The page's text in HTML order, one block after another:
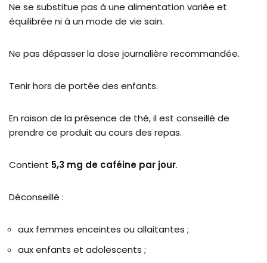
Ne se substitue pas à une alimentation variée et
équilibrée ni à un mode de vie sain.
Ne pas dépasser la dose journalière recommandée.
Tenir hors de portée des enfants.
En raison de la présence de thé, il est conseillé de
prendre ce produit au cours des repas.
Contient 5,3 mg de caféine par jour.
Déconseillé :
aux femmes enceintes ou allaitantes ;
aux enfants et adolescents ;